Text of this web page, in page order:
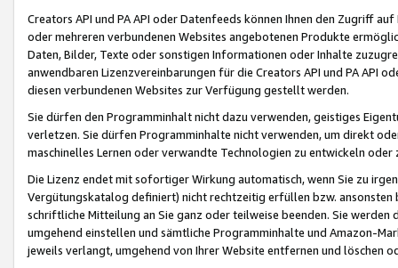
Creators API und PA API oder Datenfeeds können Ihnen den Zugriff
oder mehreren verbundenen Websites angebotenen Produkte
Daten, Bilder, Texte oder sonstigen Informationen oder Inhalte
anwendbaren Lizenzvereinbarungen für die Creators API und PA API
diesen verbundenen Websites zur Verfügung gestellt werden.
Sie dürfen den Programminhalt nicht dazu verwenden, geistiges
verletzen. Sie dürfen Programminhalte nicht verwenden, um direkt
maschinelles Lernen oder verwandte Technologien zu entwickeln
Die Lizenz endet mit sofortiger Wirkung automatisch, wenn Sie zu
Vergütungskatalog definiert) nicht rechtzeitig erfüllen bzw. ansonsten
schriftliche Mitteilung an Sie ganz oder teilweise beenden. Sie werden
umgehend einstellen und sämtliche Programminhalte und Amazon-
jeweils verlangt, umgehend von Ihrer Website entfernen und löschen